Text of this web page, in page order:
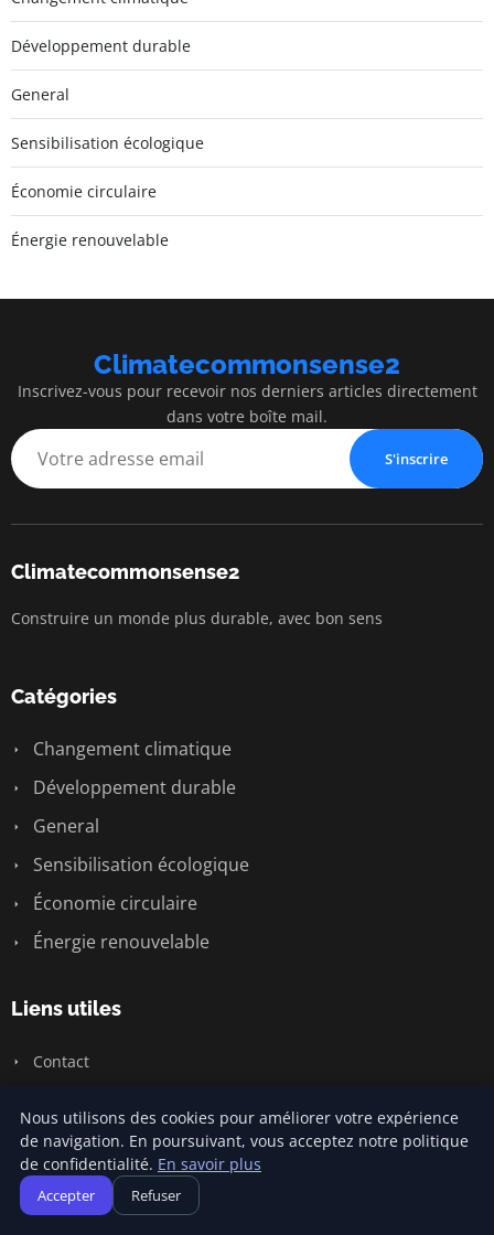
Développement durable
General
Sensibilisation écologique
Économie circulaire
Énergie renouvelable
Climatecommonsense2
Inscrivez-vous pour recevoir nos derniers articles directement
dans votre boîte mail.
S'inscrire
Climatecommonsense2
Construire un monde plus durable, avec bon sens
Catégories
Changement climatique
Développement durable
General
Sensibilisation écologique
Économie circulaire
Énergie renouvelable
Liens utiles
Contact
Informations
Plan du site
Nous utilisons des cookies pour améliorer votre expérience
de navigation. En poursuivant, vous acceptez notre politique
de confidentialité. En savoir plus
Accepter Refuser